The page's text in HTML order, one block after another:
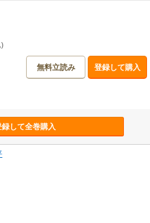
)
無料立読み 登録して購入
して全巻購入